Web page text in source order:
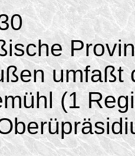
umfaßt
(1